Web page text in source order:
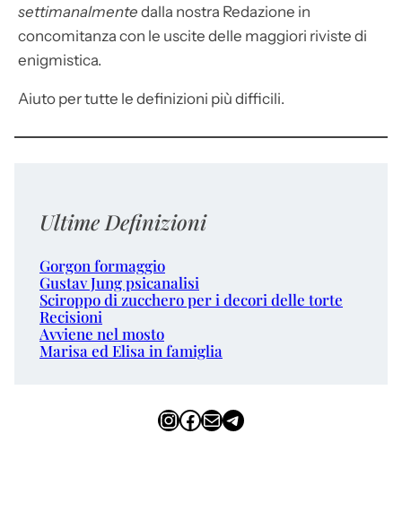
settimanalmente dalla nostra Redazione in
concomitanza con le uscite delle maggiori riviste di
enigmistica.
Aiuto per tutte le definizioni più difficili.
Ultime Definizioni
Gorgon formaggio
Gustav Jung psicanalisi
Sciroppo di zucchero per i decori delle torte
Recisioni
Avviene nel mosto
Marisa ed Elisa in famiglia
InstagramFacebook Email Telegram